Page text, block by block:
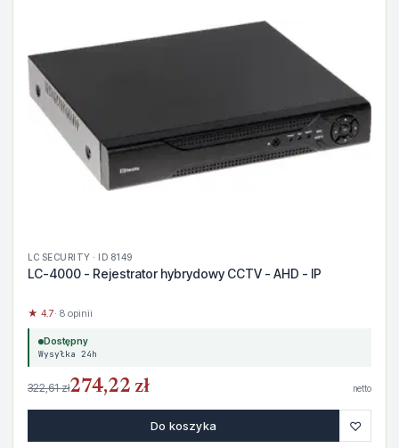
LC SECURITY · ID 8149
LC-4000 - Rejestrator hybrydowy CCTV - AHD - IP
★ 4.7· 8 opinii
Dostępny
Wysyłka 24h
322,61 zł274,22 zł netto
Do koszyka ♡